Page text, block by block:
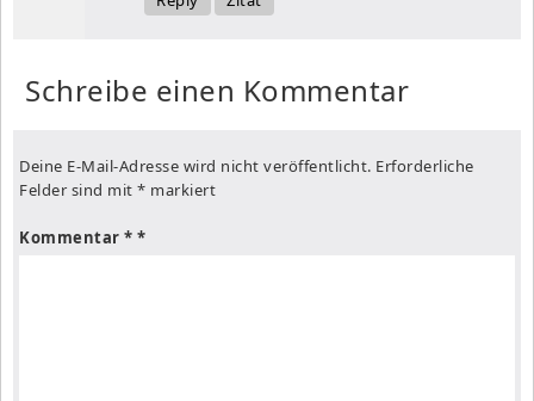
Schreibe einen Kommentar
Deine E-Mail-Adresse wird nicht veröffentlicht. Erforderliche
Felder sind mit * markiert
Kommentar *